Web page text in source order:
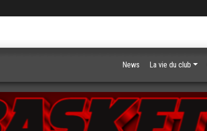
News La vie du club